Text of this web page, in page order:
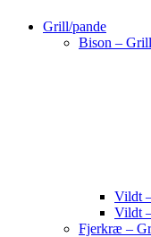
Grill/pande
Bison –
Vildt
Vildt
Fjerkræ –